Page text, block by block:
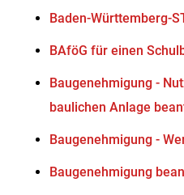
Baden-Württemberg-
BAföG für einen
Baugenehmigung -
baulichen Anlage
Baugenehmigung -
Baugenehmigung